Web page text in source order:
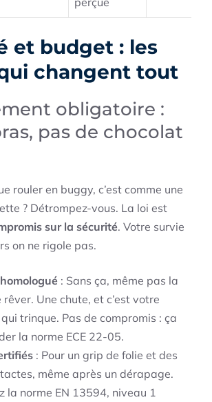
et budget : les
changent tout
obligatoire :
pas de chocolat
rouler en buggy, c’est comme une
? Détrompez-vous. La loi est
sur la sécurité. Votre survie
on ne rigole pas.
: Sans ça, même pas la
rêver. Une chute, et c’est votre
trinque. Pas de compromis : ça
la norme ECE 22-05.
: Pour un grip de folie et des
même après un dérapage.
la norme EN 13594, niveau 1